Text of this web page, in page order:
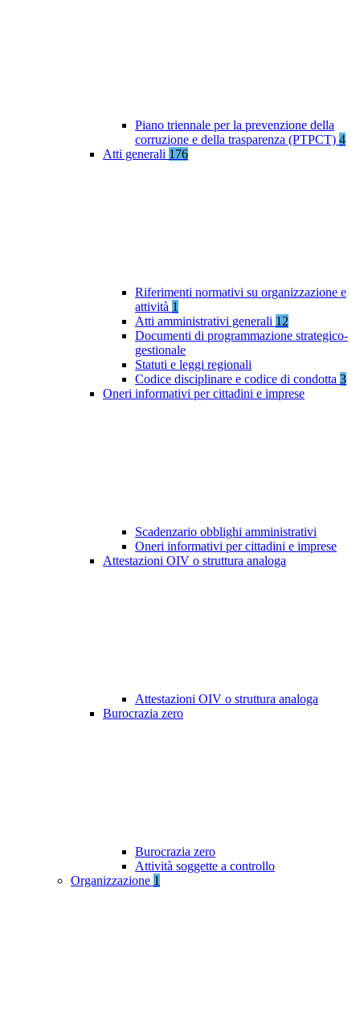
Piano triennale per la prevenzione della
corruzione e della trasparenza (PTPCT) 4
Atti generali 176
Riferimenti normativi su organizzazione e
attività 1
Atti amministrativi generali 12
Documenti di programmazione strategico-
gestionale
Statuti e leggi regionali
Codice disciplinare e codice di condotta 3
Oneri informativi per cittadini e imprese
Scadenzario obblighi amministrativi
Oneri informativi per cittadini e imprese
Attestazioni OIV o struttura analoga
Attestazioni OIV o struttura analoga
Burocrazia zero
Burocrazia zero
Attività soggette a controllo
Organizzazione 1